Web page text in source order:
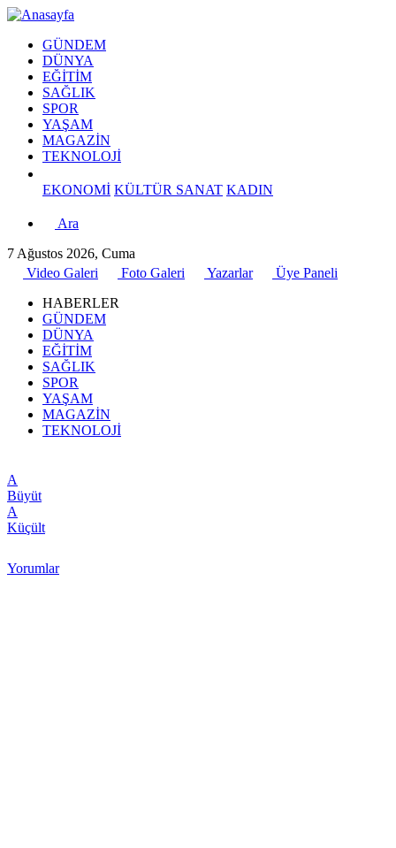
GÜNDEM
DÜNYA
EĞİTİM
SAĞLIK
SPOR
YAŞAM
MAGAZİN
TEKNOLOJİ
EKONOMİ KÜLTÜR SANAT KADIN
Ara
7 Ağustos 2026, Cuma
Video Galeri
Foto Galeri Yazarlar
Üye Paneli
HABERLER
GÜNDEM
DÜNYA
EĞİTİM
SAĞLIK
SPOR
YAŞAM
MAGAZİN
TEKNOLOJİ
A
Büyüt
A
Küçült
Yorumlar